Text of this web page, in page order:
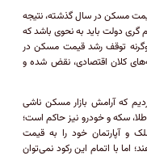
مسکن در سال گذشته، نتیجه
گری دولت باید به نحوی باشد که
توقف رشد قیمت مسکن در
کلان اقتصادی، نقض شده و
که آرامش بازار مسکن ناشی
طلا، سکه و خودرو نیز حاکم است؛
و آپارتمان خود را به قیمت
اما با اتمام این رکود نمی‌توان